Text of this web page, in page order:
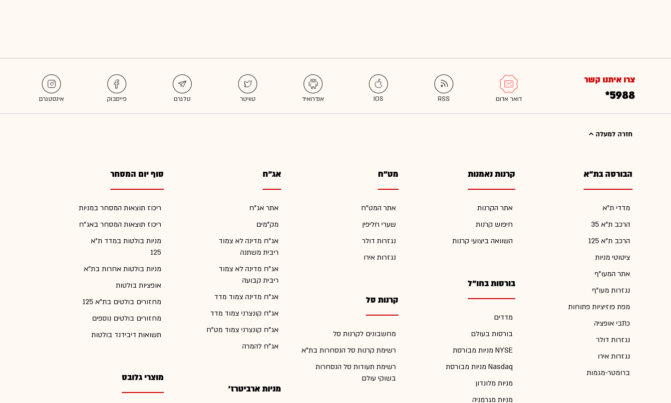
צרו איתנו קשר
*5988
חזרה למעלה
הבורסה בת"א
מדדי ת"א
הרכב ת"א 35
הרכב ת"א 125
ציטוטי מניות
אתר המעו"ף
נגזרות מעו"ף
מפת פוזיציות פתוחות
כתבי אופציה
נגזרות דולר
נגזרות אירו
ברומטר-מגמות
קרנות נאמנות
אתר הקרנות
חיפוש קרנות
השוואה ביצועי קרנות
בורסות בחו"ל
מדדים
בורסות בעולם
מניות מבורסת NYSE
מניות מבורסת Nasdaq
מניות מלונדון
מניות מגרמניה
מט"ח
אתר המט"ח
שערי חליפין
נגזרות דולר
נגזרות אירו
קרנות סל
מחשבונים לקרנות סל
רשימת קרנות סל הנסחרות בת"א
רשימת תעודות סל הנסחרות
בשוקי עולם
אג"ח
אתר אג"ח
מק"מים
אג"ח מדינה לא צמוד
ריבית משתנה
אג"ח מדינה לא צמוד
ריבית קבועה
אג"ח מדינה צמוד מדד
אג"ח קונצרני צמוד מדד
אג"ח קונצרני צמוד מט"ח
אג"ח להמרה
מניות ארביטרז'
סוף יום המסחר
ריכוז תוצאות המסחר במניות
ריכוז תוצאות המסחר באג"ח
מניות בולטות במדד ת"א
125
מניות בולטות אחרות בת"א
אופציות בולטות
מחזורים בולטים בת"א 125
מחזורים בולטים נוספים
תשואות דיבידנד בולטות
מוצרי גלובס